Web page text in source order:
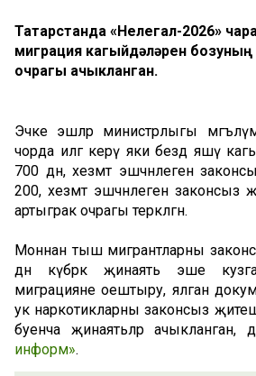
Татарстанда «Нелегал-2026»
миграция кагыйдәләрен бозуның
очрагы ачыкланган.
Эчке эшләр министрлыгы
чорда илгә керү яки бездә яшәү
700 дән, хезмәт эшчәнлеген
200, хезмәт эшчәнлегенә законсыз
артыграк очрагы теркәлгән.
Моннан тыш мигрантларны
дән күбрәк җинаять эше
миграцияне оештыру, ялган
ук наркотикларны законсыз
буенча җинаятьләр ачыкланган,
информ».